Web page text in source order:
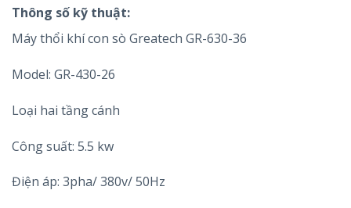
Thông số kỹ thuật:
Máy thổi khí con sò Greatech GR-630-36
Model: GR-430-26
Loại hai tầng cánh
Công suất: 5.5 kw
Điện áp: 3pha/ 380v/ 50Hz